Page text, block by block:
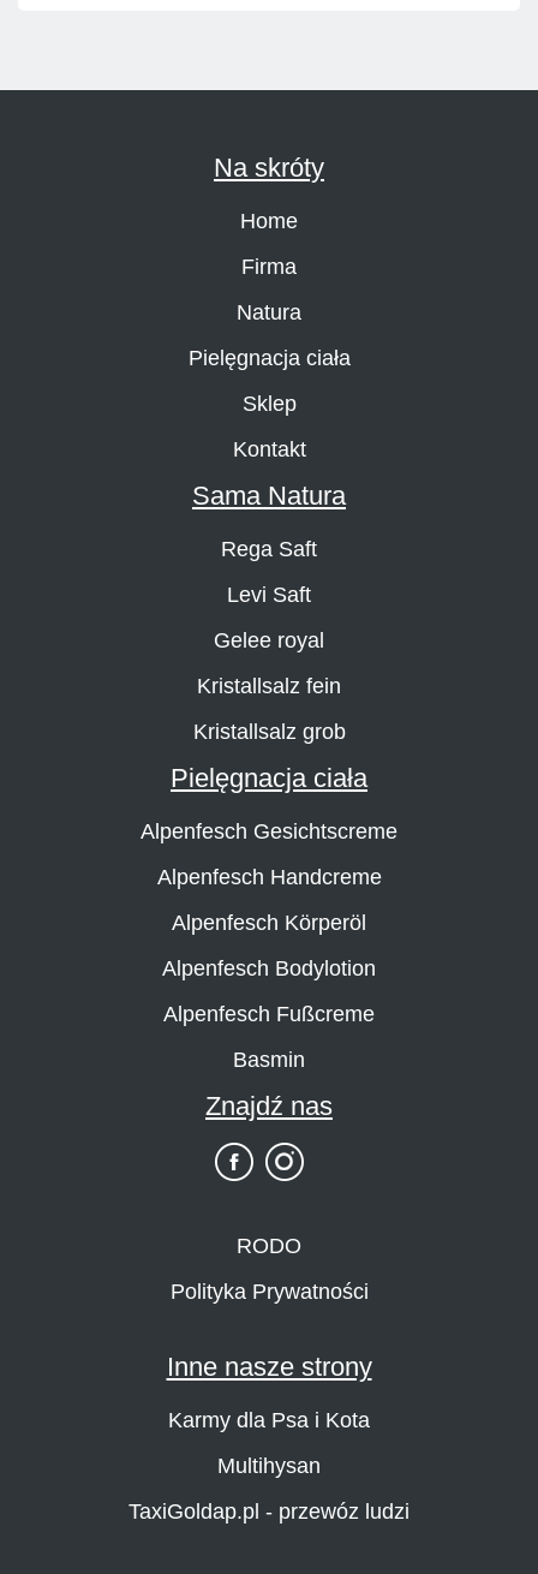
Na skróty
Home
Firma
Natura
Pielęgnacja ciała
Sklep
Kontakt
Sama Natura
Rega Saft
Levi Saft
Gelee royal
Kristallsalz fein
Kristallsalz grob
Pielęgnacja ciała
Alpenfesch Gesichtscreme
Alpenfesch Handcreme
Alpenfesch Körperöl
Alpenfesch Bodylotion
Alpenfesch Fußcreme
Basmin
Znajdź nas
RODO
Polityka Prywatności
Inne nasze strony
Karmy dla Psa i Kota
Multihysan
TaxiGoldap.pl - przewóz ludzi